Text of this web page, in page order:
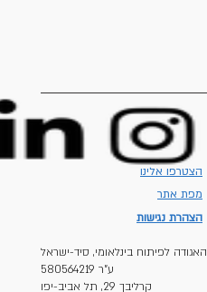
הצטרפו אלינו
מפת אתר
הצהרת נגישות
האגודה לפיתוח בינלאומי, סיד-ישראל
ע"ר 580564219
קרליבך 29, תל אביב-יפו